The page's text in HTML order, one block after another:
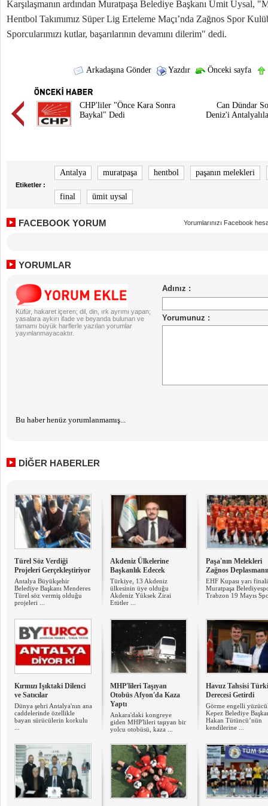
Karşılaşmanın ardından Muratpaşa Belediye Başkanı Ümit Uysal,
Hentbol Takımımız Süper Lig Erteleme Maçı’nda Zağnos Spor
Sporcularımızı kutlar, başarılarının devamını dilerim" dedi.
Arkadaşına Gönder Yazdır Önceki sayfa
CHP'liler "Önce Kara Sonra
Baykal" Dedi
Can Dündar
Deniz'i
Etiketler :
Antalya muratpaşa hentbol paşanın melekleri
final ümit uysal
FACEBOOK YORUM Yorumlarınızı Facebook
YORUMLAR
Küfür, hakaret içeren; dil, din, ırk ayrımı yapan;
yasalara aykırı ifade ve beyanda bulunan ve
tamamı büyük harflerle yazılan yorumlar
yayınlanmayacaktır.
Bu haber henüz yorumlanmamış...
DİĞER HABERLER
Türel Söz Verdiği
Projeleri Gerçekleştiriyor
Antalya Büyükşehir
Belediye Başkanı Menderes
Türel söz vermiş olduğu
projeleri ...
Akdeniz Ülkelerine
Başkanlık Edecek
Türkiye, 13 Akdeniz
ülkesinin üye olduğu
Akdeniz Yüksek Zirai
Etütler ...
Paşa'nın Melekleri
Zağnos
EHF Kupası yarı
Muratpaşa
Trabzon 19 Mayıs
Kırmızı Işıktaki Dilenci
ve Satıcılar
Dünya şehri Antalya'nın ana
caddelerinde özellikle
bayan sürücülerin korkulu
MHP'lileri Taşıyan
Otobüs Afyon'da Kaza
Yaptı
Ankara'daki kongreye
giden MHP'lileri taşıyan bir
yolcu otobüsü, kaza ...
Havuz Tahsisi
Derecesi Getirdi
Görme engelli
Kepez Belediye
Hakan Tütüncü’nün
kendilerine ...